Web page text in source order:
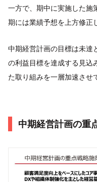
一方で、期中に実施した施
期には業績予想を上方修正
中期経営計画の目標は未達
の利益目標を達成する見込
た取り組みを一層加速させ
中期経営計画の重